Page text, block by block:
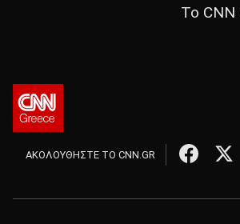
Το CNN
ΑΚΟΛΟΥΘΗΣΤΕ ΤΟ CNN.GR